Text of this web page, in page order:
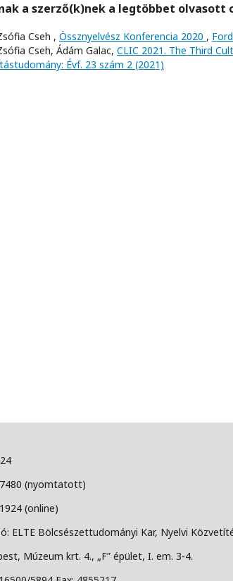
a szerző(k)nek a legtöbbet olvasott
Cseh , Össznyelvész Konferencia 2020 ,
Cseh, Ádám Galac, CLIC 2021. The Third
Évf. 23 szám 2 (2021)
(nyomtatott)
(online)
ELTE Bölcsészettudományi Kar, Nyelvi
Múzeum krt. 4., „F” épület, I. em. 3-4.